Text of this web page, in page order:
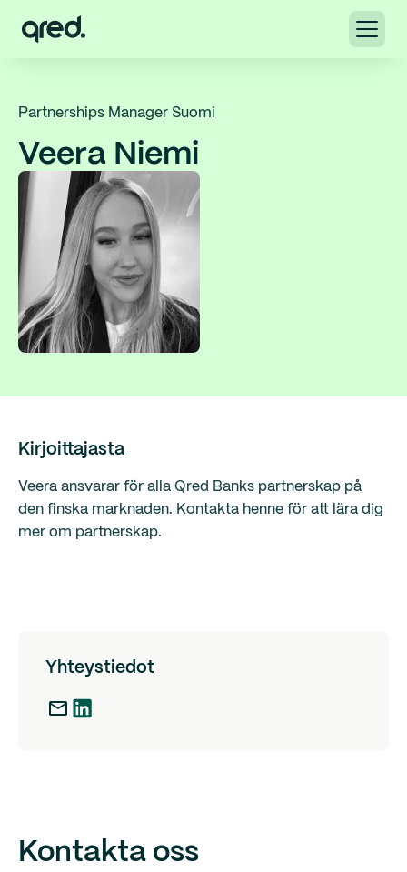
Partnerships Manager Suomi
Veera Niemi
Kirjoittajasta
Veera ansvarar för alla Qred Banks partnerskap på
den finska marknaden. Kontakta henne för att lära dig
mer om partnerskap.
Yhteystiedot
Kontakta oss